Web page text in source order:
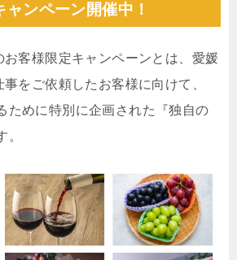
ンペーン開催中！
客様限定キャンペーンとは、愛媛
をご依頼したお客様に向けて、
ために特別に企画された『独自の
。